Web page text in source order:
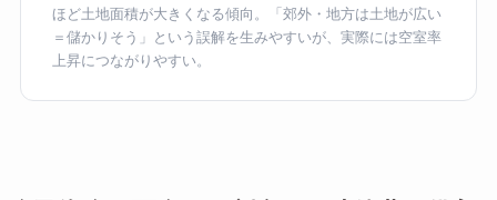
ほど土地面積が大きくなる傾向。「郊外・地方は土地が広い
＝儲かりそう」という誤解を生みやすいが、実際には空室率
上昇につながりやすい。